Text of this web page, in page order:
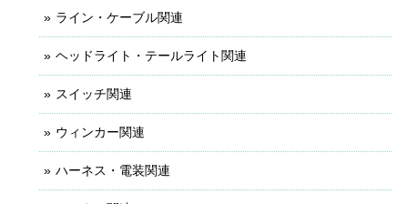
ライン・ケーブル関連
ヘッドライト・テールライト関連
スイッチ関連
ウィンカー関連
ハーネス・電装関連